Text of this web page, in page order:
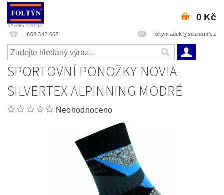
602 342 062 foltynradek@seznam.cz
0 Kč
SPORTOVNÍ PONOŽKY NOVIA
SILVERTEX ALPINNING MODRÉ
Neohodnoceno